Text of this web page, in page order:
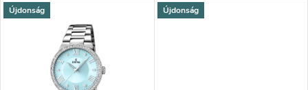
l
Újdonság Újdonság